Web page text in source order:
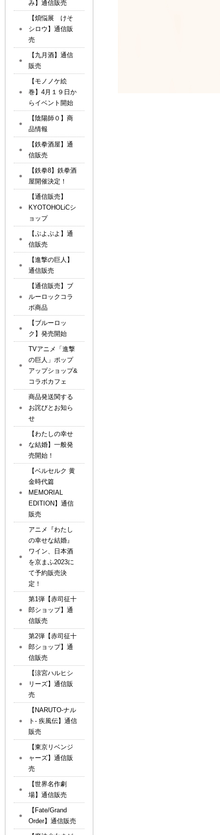
み】通信販売
【煩悩展 けそ
シロウ】通信販
売
【九月酒】通信
販売
【モノノケ絵
巻】4月１９日か
らイベント開始
【陰陽師０】商
品情報
【鉄拳酒屋】通
信販売
【鉄拳8】鉄拳酒
屋開催決定！
【通信販売】
KYOTOHOLiCシ
ョップ
【ぷよぷよ】通
信販売
【進撃の巨人】
通信販売
【通信販売】ブ
ルーロックコラ
ボ商品
【ブルーロッ
ク】発売開始
TVアニメ「進撃
の巨人」ポップ
アップショップ&
コラボカフェ
商品発送関する
お詫びとお知ら
せ
【わたしの幸せ
な結婚】一般発
売開始！
【ベルセルク 黄
金時代篇
MEMORIAL
EDITION】通信
販売
アニメ『わたし
の幸せな結婚』
ワイン、日本酒
を京まふ2023に
て予約販売決
定！
第1弾【赤司征十
郎ショップ】通
信販売
第2弾【赤司征十
郎ショップ】通
信販売
【涼宮ハルヒシ
リーズ】通信販
売
【NARUTO-ナル
ト- 疾風伝】通信
販売
【東京リベンジ
ャーズ】通信販
売
【世界名作劇
場】通信販売
【Fate/Grand
Order】通信販売